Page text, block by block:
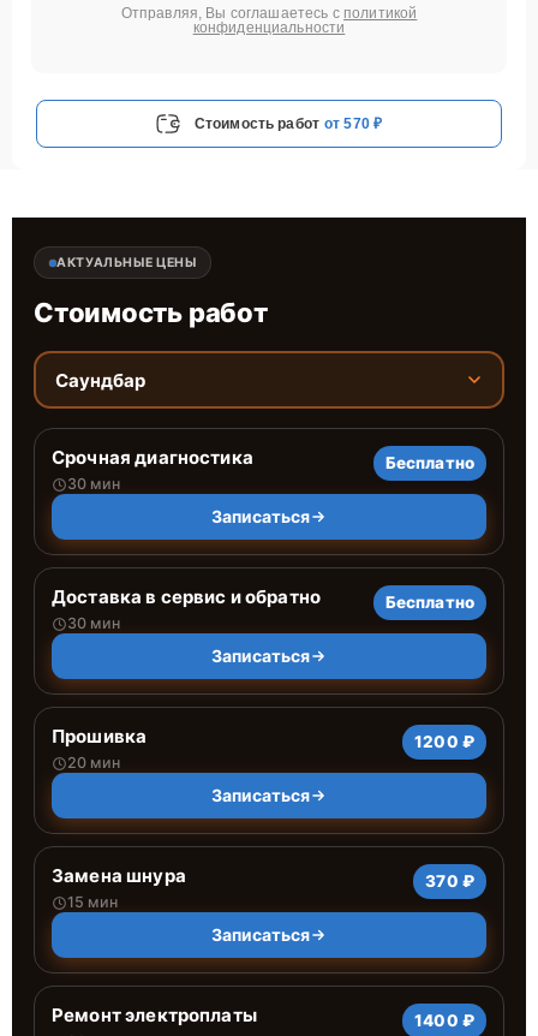
Отправляя, Вы соглашаетесь с политикой
конфиденциальности
Стоимость работ от 570 ₽
АКТУАЛЬНЫЕ ЦЕНЫ
Стоимость работ
Саундбар
Срочная диагностика
30 мин
Бесплатно
Записаться
Доставка в сервис и обратно
30 мин
Бесплатно
Записаться
Прошивка
20 мин
1200 ₽
Записаться
Замена шнура
15 мин
370 ₽
Записаться
Ремонт электроплаты 1400 ₽